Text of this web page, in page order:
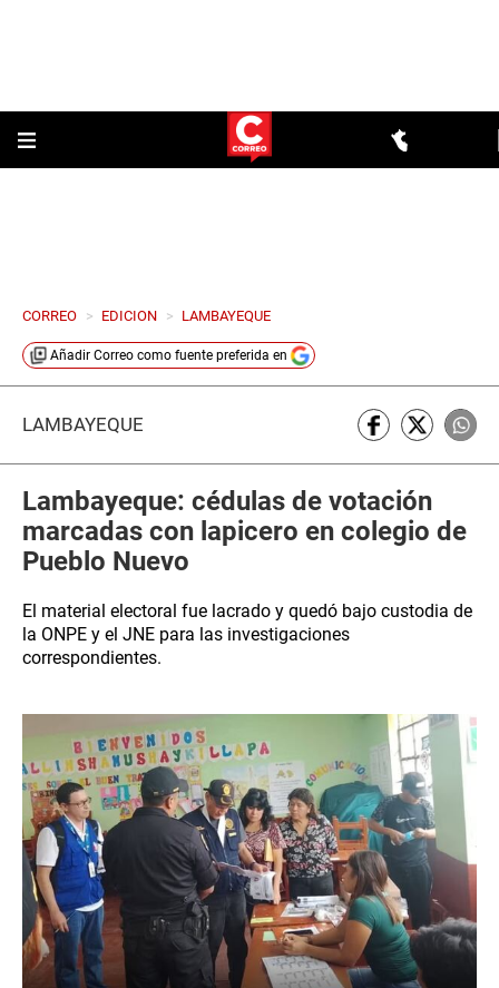
CORREO > EDICION > LAMBAYEQUE
Añadir Correo como fuente preferida en
LAMBAYEQUE
Lambayeque: cédulas de votación
marcadas con lapicero en colegio de
Pueblo Nuevo
El material electoral fue lacrado y quedó bajo custodia de
la ONPE y el JNE para las investigaciones
correspondientes.